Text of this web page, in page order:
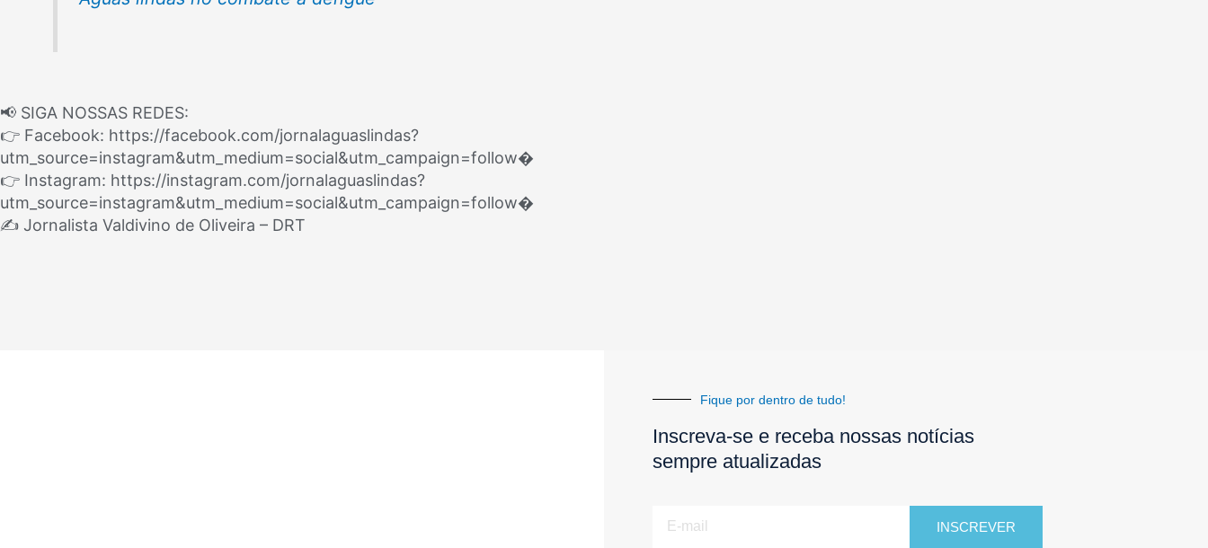
📢 SIGA NOSSAS REDES:
👉 Facebook: https://facebook.com/jornalaguaslindas?
utm_source=instagram&utm_medium=social&utm_campaign=follow⁠�
👉 Instagram: https://instagram.com/jornalaguaslindas?
utm_source=instagram&utm_medium=social&utm_campaign=follow⁠�
✍️ Jornalista Valdivino de Oliveira – DRT
Fique por dentro de tudo!
Inscreva-se e receba nossas notícias
sempre atualizadas
INSCREVER